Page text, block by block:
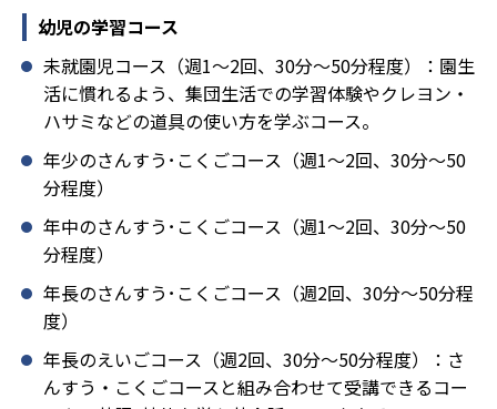
幼児の学習コース
未就園児コース（週1～2回、30分～50分程度）：園生
活に慣れるよう、集団生活での学習体験やクレヨン・
ハサミなどの道具の使い方を学ぶコース。
年少のさんすう･こくごコース（週1～2回、30分～50
分程度）
年中のさんすう･こくごコース（週1～2回、30分～50
分程度）
年長のさんすう･こくごコース（週2回、30分～50分程
度）
年長のえいごコース（週2回、30分～50分程度）：さ
んすう・こくごコースと組み合わせて受講できるコー